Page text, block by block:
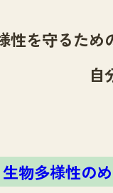
性を守るため
自
生物多様性の